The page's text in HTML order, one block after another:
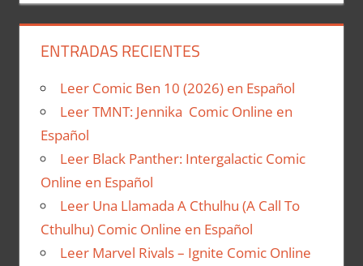
ENTRADAS RECIENTES
Leer Comic Ben 10 (2026) en Español
Leer TMNT: Jennika Comic Online en
Español
Leer Black Panther: Intergalactic Comic
Online en Español
Leer Una Llamada A Cthulhu (A Call To
Cthulhu) Comic Online en Español
Leer Marvel Rivals – Ignite Comic Online